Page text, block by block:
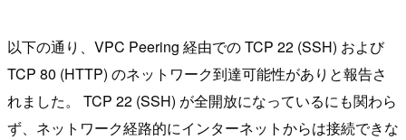
以下の通り、VPC Peering 経由での TCP 22 (SSH) および
TCP 80 (HTTP) のネットワーク到達可能性がありと報告さ
れました。 TCP 22 (SSH) が全開放になっているにも関わら
ず、ネットワーク経路的にインターネットからは接続できな